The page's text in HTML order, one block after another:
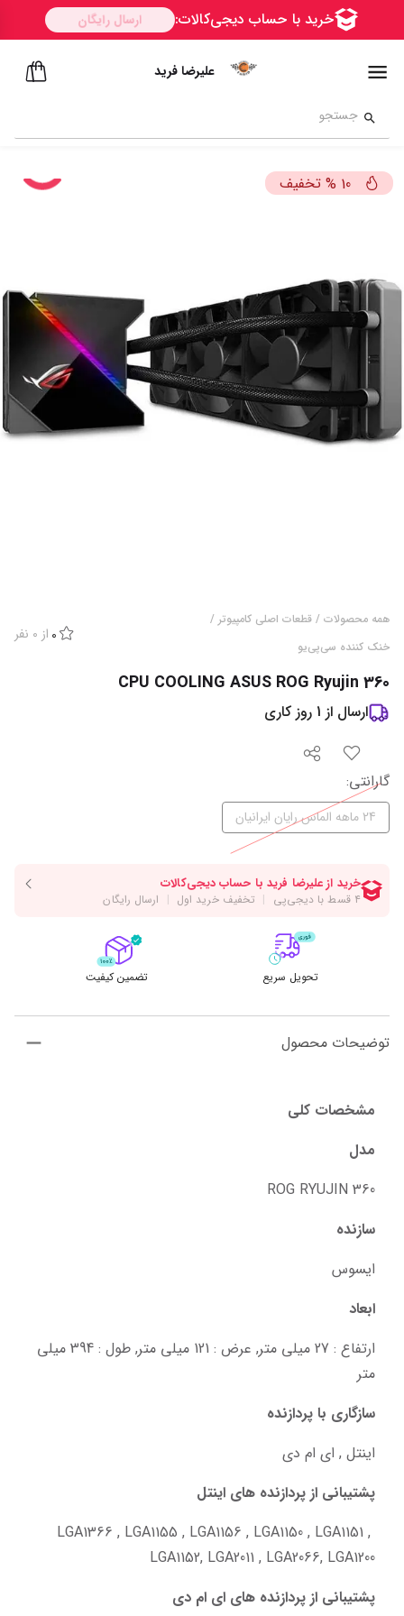
علیرضا فرید
10
% تخفیف
همه محصولات / قطعات اصلی کامپیوتر /
خنک کننده سی‌پی‌یو
0 از 0 نفر
CPU COOLING ASUS ROG Ryujin 360
ارسال از 1 روز کاری
گارانتی:
24 ماهه الماس رایان ایرانیان
تحویل سریع تضمین کیفیت
توضیحات محصول
مشخصات کلی
مدل
ROG RYUJIN 360
سازنده
ایسوس
ابعاد
متر
سازگاری با پردازنده
اینتل , ای ام دی
پشتیبانی از پردازنده های اینتل
LGA1366 , LGA1155 , LGA1156 , LGA1150 , LGA1151 ,
LGA1152, LGA2011 , LGA2066, LGA1200
پشتیبانی از پردازنده های ای ام دی